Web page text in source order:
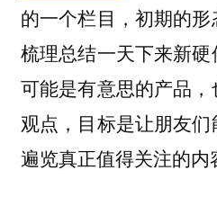
的一个栏目，初期的形
梳理总结一天下来新硬
可能是有意思的产品
观点，目标是让朋友
遍览真正值得关注的内